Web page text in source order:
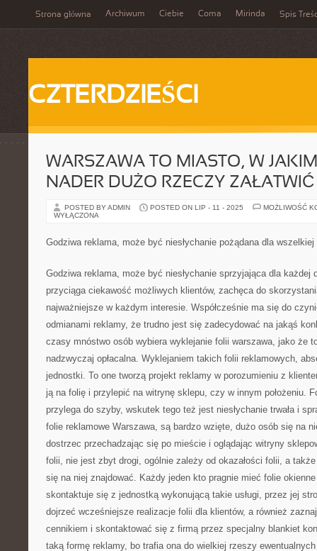
Strona główna Archiwum Ciebie Coma Mirinda Spis
CZTERDZIEŚCI
WARSZAWA TO MIASTO, W
NADER DUŻO RZECZY ZAŁATWIĆ
POSTED BY ADMIN POSTED ON LIP - 11 - 2025
MOŻLIWOŚĆ
WYŁĄCZONA
Godziwa reklama, może być niesłychanie pożądana dla wszelkiej
Godziwa reklama, może być niesłychanie sprzyjająca dla każdej
przyciąga ciekawość możliwych klientów, zachęca do
najważniejsze w każdym interesie. Współcześnie ma się do
odmianami reklamy, że trudno jest się zadecydować na jakąś
czasy mnóstwo osób wybiera wyklejanie folii warszawa, jako że
nadzwyczaj opłacalna. Wyklejaniem takich folii reklamowych,
jednostki. To one tworzą projekt reklamy w porozumieniu z
ją na folię i przylepić na witrynę sklepu, czy w innym położeniu.
przylega do szyby, wskutek tego też jest niesłychanie trwała i
folie reklamowe Warszawa, są bardzo wzięte, dużo osób się na
dostrzec przechadzając się po mieście i oglądając witryny
folii, nie jest zbyt drogi, ogólnie zależy od okazałości folii, a
się na niej znajdować. Każdy jeden kto pragnie mieć folie
skontaktuje się z jednostką wykonującą takie usługi, przez jej
dojrzeć wcześniejsze realizacje folii dla klientów, a również
cennikiem i skontaktować się z firmą przez specjalny blankiet
taką formę reklamy, bo trafia ona do wielkiej rzeszy